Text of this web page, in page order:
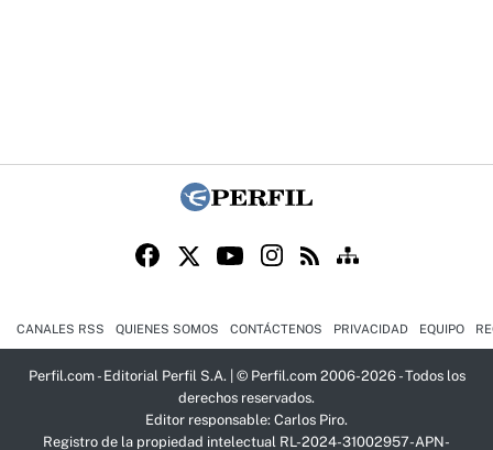
CANALES RSS QUIENES SOMOS CONTÁCTENOS PRIVACIDAD EQUIPO
Perfil.com - Editorial Perfil S.A. | © Perfil.com 2006-2026 - Todos los
derechos reservados.
Editor responsable: Carlos Piro.
Registro de la propiedad intelectual RL-2024-31002957-APN-